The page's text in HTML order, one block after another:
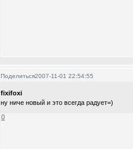
Поделиться2007-11-01 22:54:55
fixifoxi
ну ниче новый и это всегда радует=)
0